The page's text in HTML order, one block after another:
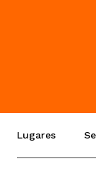
Lugares